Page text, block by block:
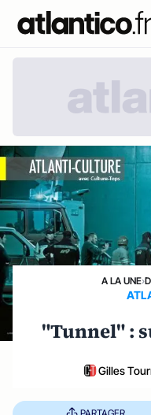
A LA UNE›
"Tunnel" :
Gilles